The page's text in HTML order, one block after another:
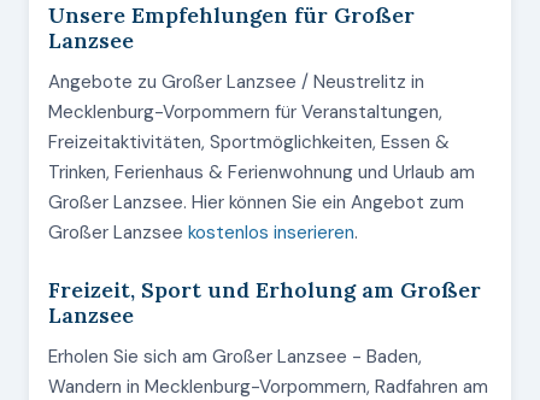
Unsere Empfehlungen für Großer
Lanzsee
Angebote zu Großer Lanzsee / Neustrelitz in
Mecklenburg-Vorpommern für Veranstaltungen,
Freizeitaktivitäten, Sportmöglichkeiten, Essen &
Trinken, Ferienhaus & Ferienwohnung und Urlaub am
Großer Lanzsee. Hier können Sie ein Angebot zum
Großer Lanzsee kostenlos inserieren.
Freizeit, Sport und Erholung am Großer
Lanzsee
Erholen Sie sich am Großer Lanzsee - Baden,
Wandern in Mecklenburg-Vorpommern, Radfahren am